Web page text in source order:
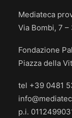
Mediateca
Via Bombi, 7
Fondazione
Piazza della
tel +39 0481
p.i.